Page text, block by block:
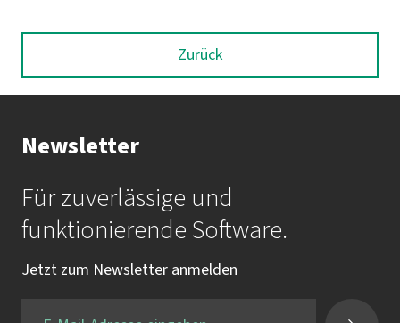
Zurück
Newsletter
Für zuverlässige und
funktionierende Software.
Jetzt zum Newsletter anmelden